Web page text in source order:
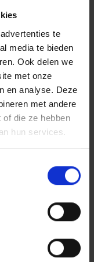
te
media te bieden
Ook delen we
met onze
en analyse. Deze
met andere
die ze hebben
hun services.
richtlijn
is. De
klanten van
april 2014 zijn
ook van
via de
een
bij hun klant
klant
dat ze in het